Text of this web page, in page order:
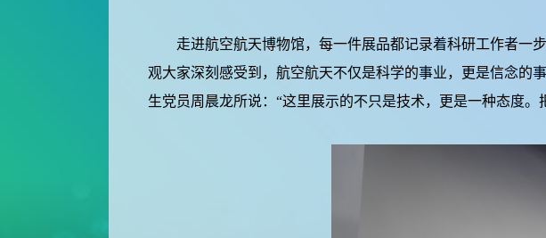
走进航空航天博物馆，每一件展品都记录着科研工作者一
观大家深刻感受到，航空航天不仅是科学的事业，更是信念的
生党员周晨龙所说：“这里展示的不只是技术，更是一种态度